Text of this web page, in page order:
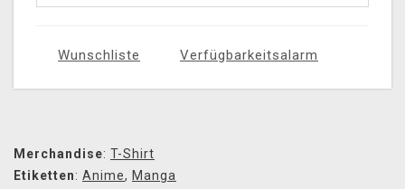
Wunschliste Verfügbarkeitsalarm
Merchandise: T-Shirt
Etiketten: Anime, Manga